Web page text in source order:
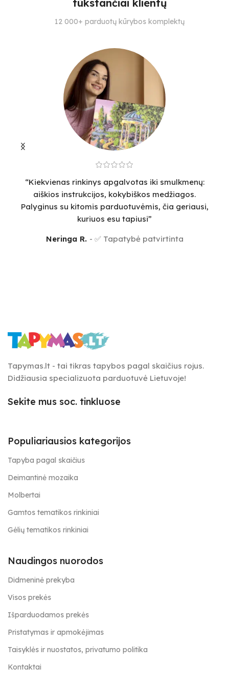
SUDĖTINGUMO LYGIS SPALVŲ KIEKIS
30
tūkstančiai klientų
12 000+ parduotų kūrybos komplektų
“Kiekvienas rinkinys apgalvotas iki smulkmenų:
aiškios instrukcijos, kokybiškos medžiagos.
Palyginus su kitomis parduotuvėmis, čia geriausi,
kuriuos esu tapiusi”
Neringa R. ✅ Tapatybė patvirtinta
Tapymas.lt - tai tikras tapybos pagal skaičius rojus.
Didžiausia specializuota parduotuvė Lietuvoje!
Sekite mus soc. tinkluose
Populiariausios kategorijos
Tapyba pagal skaičius
Deimantinė mozaika
Molbertai
Gamtos tematikos rinkiniai
Gėlių tematikos rinkiniai
Naudingos nuorodos
Didmeninė prekyba
Visos prekės
Išparduodamos prekės
Pristatymas ir apmokėjimas
Taisyklės ir nuostatos, privatumo politika
Kontaktai